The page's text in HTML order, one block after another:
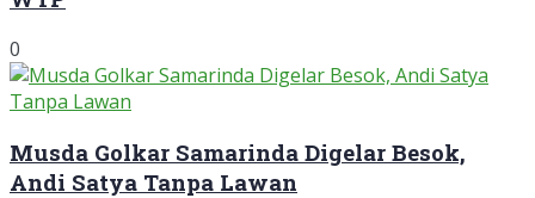
0
Musda Golkar Samarinda Digelar Besok,
Andi Satya Tanpa Lawan